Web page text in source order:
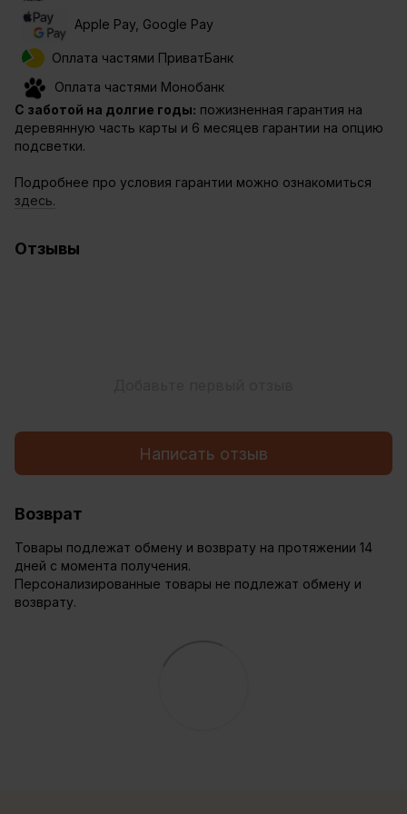
Apple Pay, Google Pay
Оплата частями ПриватБанк
Оплата частями Монобанк
С заботой на долгие годы: пожизненная гарантия на
деревянную часть карты и 6 месяцев гарантии на опцию
подсветки.
Подробнее про условия гарантии можно ознакомиться
здесь.
Отзывы
Написать отзыв
Возврат
Товары подлежат обмену и возврату на протяжении 14
дней с момента получения.
Персонализированные товары не подлежат обмену и
возврату.